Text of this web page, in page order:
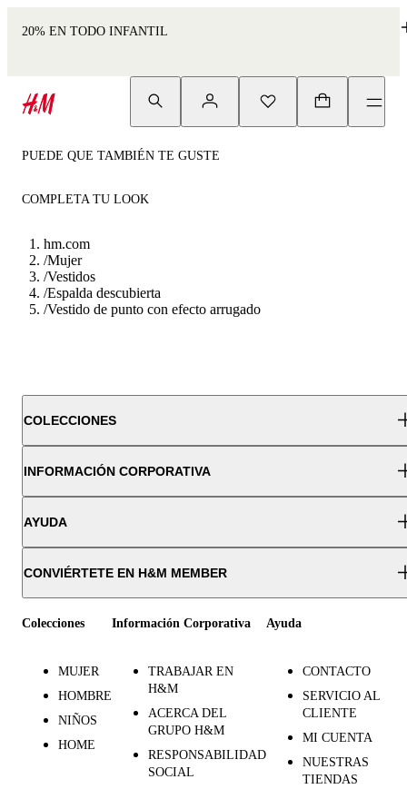
20% EN TODO INFANTIL
PUEDE QUE TAMBIÉN TE GUSTE
COMPLETA TU LOOK
hm.com
/Mujer
/Vestidos
/Espalda descubierta
/Vestido de punto con efecto arrugado
COLECCIONES
INFORMACIÓN CORPORATIVA
AYUDA
CONVIÉRTETE EN H&M MEMBER
Colecciones
MUJER
HOMBRE
NIÑOS
HOME
Información Corporativa
TRABAJAR EN
H&M
ACERCA DEL
GRUPO H&M
RESPONSABILIDAD
SOCIAL
Ayuda
CONTACTO
SERVICIO AL
CLIENTE
MI CUENTA
NUESTRAS
TIENDAS